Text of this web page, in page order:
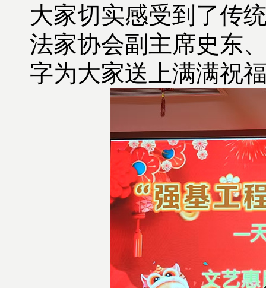
大家切实感受到了传
法家协会副主席史东
字为大家送上满满祝